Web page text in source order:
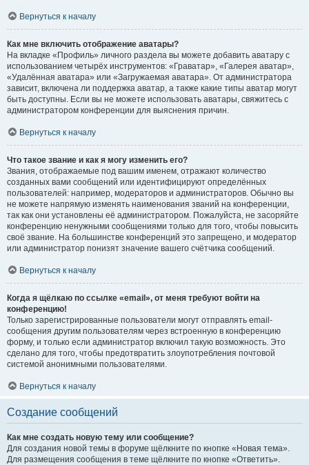
Вернуться к началу
Как мне включить отображение аватары?
На вкладке «Профиль» личного раздела вы можете добавить аватару с
использованием четырёх инструментов: «Граватар», «Галерея аватар»,
«Удалённая аватара» или «Загружаемая аватара». От администратора
зависит, включена ли поддержка аватар, а также какие типы аватар могут
быть доступны. Если вы не можете использовать аватары, свяжитесь с
администратором конференции для выяснения причин.
Вернуться к началу
Что такое звание и как я могу изменить его?
Звания, отображаемые под вашим именем, отражают количество
созданных вами сообщений или идентифицируют определённых
пользователей: например, модераторов и администраторов. Обычно вы
не можете напрямую изменять наименования званий на конференции,
так как они установлены её администратором. Пожалуйста, не засоряйте
конференцию ненужными сообщениями только для того, чтобы повысить
своё звание. На большинстве конференций это запрещено, и модератор
или администратор понизят значение вашего счётчика сообщений.
Вернуться к началу
Когда я щёлкаю по ссылке «email», от меня требуют войти на
конференцию!
Только зарегистрированные пользователи могут отправлять email-
сообщения другим пользователям через встроенную в конференцию
форму, и только если администратор включил такую возможность. Это
сделано для того, чтобы предотвратить злоупотребления почтовой
системой анонимными пользователями.
Вернуться к началу
Создание сообщений
Как мне создать новую тему или сообщение?
Для создания новой темы в форуме щёлкните по кнопке «Новая тема».
Для размещения сообщения в теме щёлкните по кнопке «Ответить».